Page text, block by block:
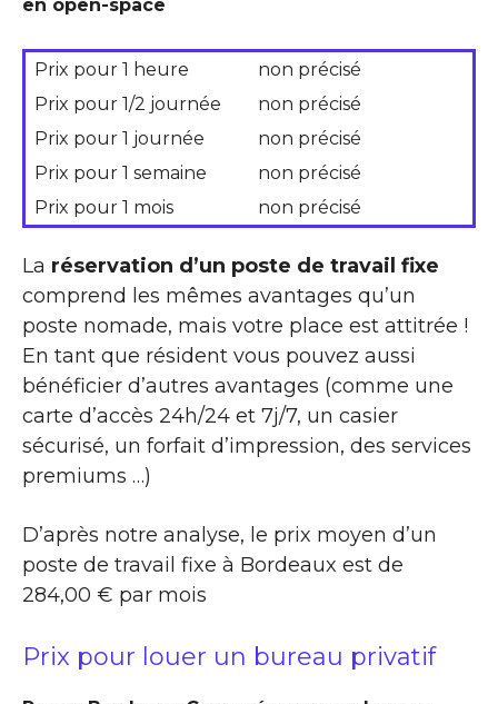
en open-space
Prix pour 1 heure
non précisé
Prix pour 1/2 journée
non précisé
Prix pour 1 journée
non précisé
Prix pour 1 semaine
non précisé
Prix pour 1 mois
non précisé
La réservation d’un poste de travail fixe
comprend les mêmes avantages qu’un
poste nomade, mais votre place est attitrée !
En tant que résident vous pouvez aussi
bénéficier d’autres avantages (comme une
carte d’accès 24h/24 et 7j/7, un casier
sécurisé, un forfait d’impression, des services
premiums …)
D’après notre analyse, le prix moyen d’un
poste de travail fixe à Bordeaux est de
284,00 € par mois
Prix pour louer un bureau privatif